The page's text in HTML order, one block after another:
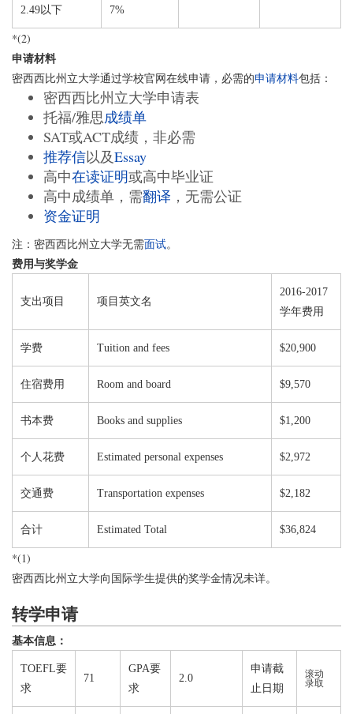
2.49以下 7%
*(2)
申请材料
密西西比州立大学通过学校官网在线申请，必需的申请材料包括：
密西西比州立大学申请表
托福/雅思成绩单
SAT或ACT成绩，非必需
推荐信以及Essay
高中在读证明或高中毕业证
高中成绩单，需翻译 ，无需公证
资金证明
注：密西西比州立大学无需面试。
费用与奖学金
支出项目 项目英文名
2016-2017
学年费用
学费 Tuition and fees $20,900
住宿费用 Room and board $9,570
书本费 Books and supplies $1,200
个人花费 Estimated personal expenses $2,972
交通费 Transportation expenses $2,182
合计 Estimated Total $36,824
*(1)
密西西比州立大学向国际学生提供的奖学金情况未详。
转学申请
基本信息：
TOEFL要
求
71
GPA要
求
2.0
申请截
止日期
滚动
录取